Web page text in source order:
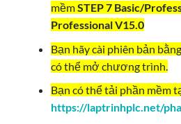
mềmSTEP 7 Basic/
Professional V15.0
Bạn hãy cài phiên bản
có thể mở chương trình.
Bạn có thể tải phần mềm
https://laptrinhplc.net/